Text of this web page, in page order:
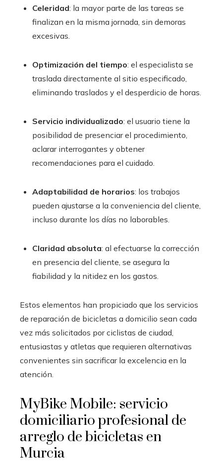
Celeridad: la mayor parte de las tareas se
finalizan en la misma jornada, sin demoras
excesivas.
Optimización del tiempo: el especialista se
traslada directamente al sitio especificado,
eliminando traslados y el desperdicio de horas.
Servicio individualizado: el usuario tiene la
posibilidad de presenciar el procedimiento,
aclarar interrogantes y obtener
recomendaciones para el cuidado.
Adaptabilidad de horarios: los trabajos
pueden ajustarse a la conveniencia del cliente,
incluso durante los días no laborables.
Claridad absoluta: al efectuarse la corrección
en presencia del cliente, se asegura la
fiabilidad y la nitidez en los gastos.
Estos elementos han propiciado que los servicios
de reparación de bicicletas a domicilio sean cada
vez más solicitados por ciclistas de ciudad,
entusiastas y atletas que requieren alternativas
convenientes sin sacrificar la excelencia en la
atención.
MyBike Mobile: servicio
domiciliario profesional de
arreglo de bicicletas en
Murcia